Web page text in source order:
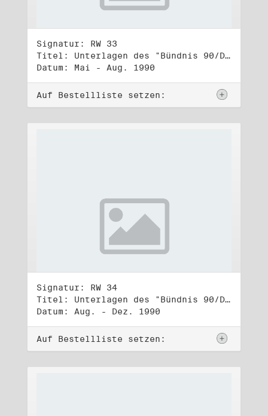
Signatur: RW 33
Titel: Unterlagen des "Bündnis 90/Die Grünen - BürgerInnenbewegung", Wahlbündnis zur Bundestagswahl am 2.12.1990 (1)
Datum: Mai - Aug. 1990
Auf Bestellliste setzen:
Signatur: RW 34
Titel: Unterlagen des "Bündnis 90/Die Grünen - BürgerInnenbewegung", Wahlbündnis zur Bundestagswahl am 2.12.1990 (2)
Datum: Aug. - Dez. 1990
Auf Bestellliste setzen: